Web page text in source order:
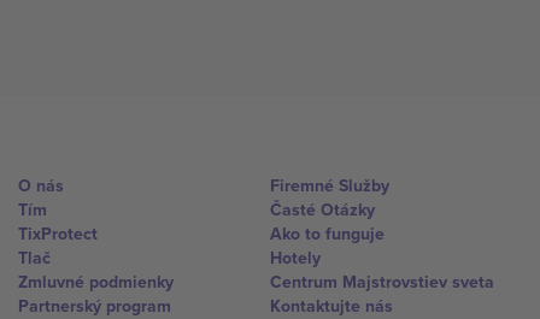
O nás
Tím
TixProtect
Tlač
Zmluvné podmienky
Partnerský program
Firemné Služby
Časté Otázky
Ako to funguje
Hotely
Centrum Majstrovstiev sveta
Kontaktujte nás